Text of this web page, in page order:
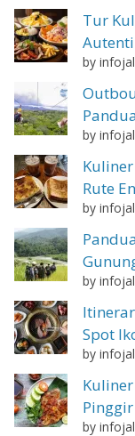
Tur
by
by
Rute
by
by
Spot
by
by